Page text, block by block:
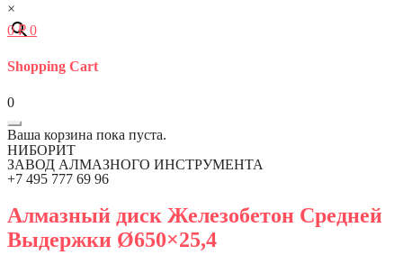
×
0₽ 0
Shopping Cart
0
Ваша корзина пока пуста.
НИБОРИТ
ЗАВОД АЛМАЗНОГО ИНСТРУМЕНТА
+7 495 777 69 96
Алмазный диск Железобетон Средней
Выдержки Ø650×25,4